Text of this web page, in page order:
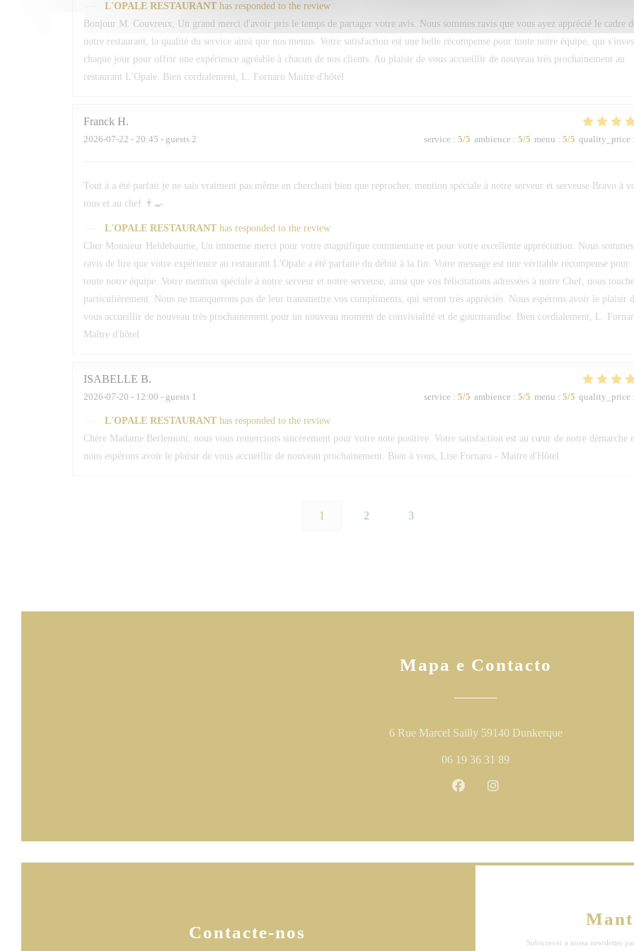
L'OPALE RESTAURANT has responded to the review
Bonjour M. Couvreux, Un grand merci d'avoir pris le temps de partager votre avis. Nous sommes ravis que vous ayez apprécié le cadre
notre restaurant, la qualité du service ainsi que nos menus. Votre satisfaction est une belle récompense pour toute notre équipe, qui
chaque jour pour offrir une expérience agréable à chacun de nos clients. Au plaisir de vous accueillir de nouveau très prochainement au
restaurant L'Opale. Bien cordialement, L. Fornaro Maitre d'hôtel
Franck H
2026-07-22 - 20:45 - guests 2 service : 5/5 ambience : 5/5 menu : 5/5 quality_price :
Tout à a été parfait je ne sais vraiment pas même en cherchant bien que reprocher, mention spéciale à notre serveur et serveuse Bravo à
tous et au chef 👨‍🍳
L'OPALE RESTAURANT has responded to the review
Cher Monsieur Heldebaume, Un immense merci pour votre magnifique commentaire et pour votre excellente appréciation. Nous sommes
ravis de lire que votre expérience au restaurant L'Opale a été parfaite du début à la fin. Votre message est une véritable récompense pour
toute notre équipe. Votre mention spéciale à notre serveur et notre serveuse, ainsi que vos félicitations adressées à notre Chef, nous
particulièrement. Nous ne manquerons pas de leur transmettre vos compliments, qui seront très appréciés. Nous espérons avoir le plaisir
vous accueillir de nouveau très prochainement pour un nouveau moment de convivialité et de gourmandise. Bien cordialement, L.
Maître d'hôtel
ISABELLE B
2026-07-20 - 12:00 - guests 1 service : 5/5 ambience : 5/5 menu : 5/5 quality_price :
L'OPALE RESTAURANT has responded to the review
Chère Madame Berlemont, nous vous remercions sincèrement pour votre note positive. Votre satisfaction est au cœur de notre démarche
nous espérons avoir le plaisir de vous accueillir de nouveau prochainement. Bien à vous, Lise Fornaro - Maitre d'Hôtel
1 2 3
Mapa e Contacto
6 Rue Marcel Sailly 59140 Dunkerque((abre numa
06 19 36 31 89
Facebook ((abre numa nova
Contacte-nos
Subscrever a nossa newsletter